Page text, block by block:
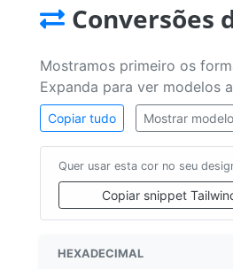
Conversões
Mostramos primeiro os
Expanda para ver modelos
Copiar tudo Mostrar
Quer usar esta cor no seu
Copiar snippet
HEXADECIMAL